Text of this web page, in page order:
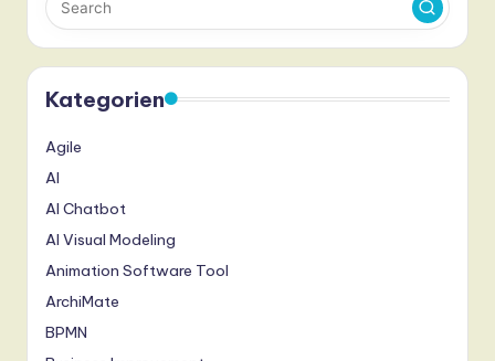
Kategorien
Agile
AI
AI Chatbot
AI Visual Modeling
Animation Software Tool
ArchiMate
BPMN